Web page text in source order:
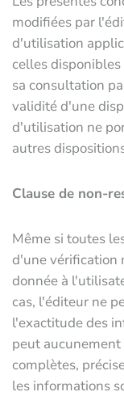
modifiées par
d'utilisation
celles
sa consultation
validité d'une
d'utilisation ne
autres
Clause de non-
Même si toutes
d'une vérification
donnée à
cas, l'éditeur ne
l'exactitude des
peut
complètes,
les informations